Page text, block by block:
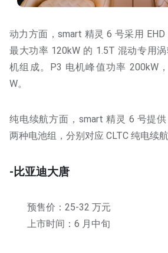
动力方面，smart 精灵 6 号采用
最大功率 120kW 的 1.5T 混动专用
机组成。P3 电机峰值功率 200kW
W。
纯电续航方面，smart 精灵 6 号提供
两种电池组，分别对应 CLTC 纯电续
-比亚迪大唐
预售价：25-32 万元
上市时间：6 月中旬